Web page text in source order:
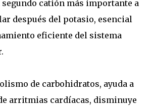
segundo catión más importante a
después del potasio, esencial
eficiente del sistema
de carbohidratos, ayuda a
arritmias cardíacas, disminuye